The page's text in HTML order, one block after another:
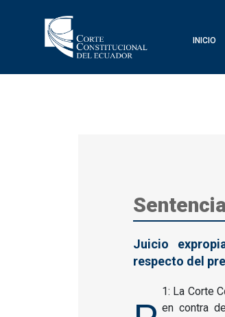
INICIO
Juicio
respecto del
1: La Corte
en contra